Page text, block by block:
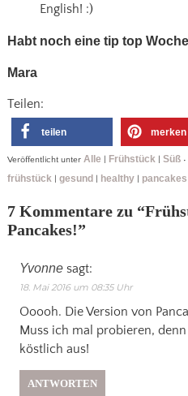
English! :)
Habt noch eine tip top
Mara
Teilen:
teilen merken
Veröffentlicht unter Alle Frühstück| Süß•
frühstück| gesund healthy| pancakes
7 Kommentare zu “
Pancakes!”
Yvonne sagt:
18. Mai 2016 um 08:35 Uhr
Ooooh. Die Version von
Muss ich mal probieren,
köstlich aus!
ANTWORTEN